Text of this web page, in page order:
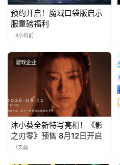
茶
对
会
海
站
预约开启！魔域口袋版启示
服重磅福利
8小时前
游戏企业
沐小葵全新特写亮相！《影
之刃零》预售 8月12日开启
1天前